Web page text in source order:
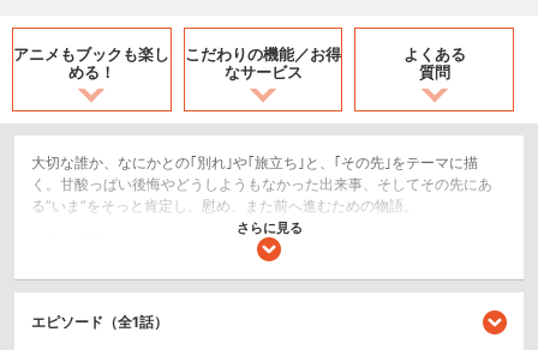
アニメもブックも楽し
める！
こだわりの機能／お得
なサービス
よくある
質問
大切な誰か、なにかとの｢別れ｣や｢旅立ち｣と、｢その先｣をテーマに描
く。甘酸っぱい後悔やどうしようもなかった出来事、そしてその先にあ
る“いま”をそっと肯定し、慰め、また前へ進むための物語。
さらに見る
閉じる
エピソード（全1話）